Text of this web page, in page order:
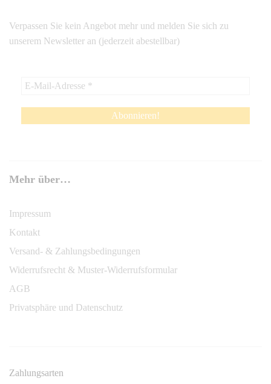
Verpassen Sie kein Angebot mehr und melden Sie sich zu
unserem Newsletter an (jederzeit abestellbar)
Mehr über…
Impressum
Kontakt
Versand- & Zahlungsbedingungen
Widerrufsrecht & Muster-Widerrufsformular
AGB
Privatsphäre und Datenschutz
Zahlungsarten